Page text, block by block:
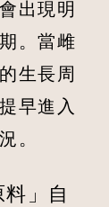
出現明
。當雌
生長周
早進入
。
」自